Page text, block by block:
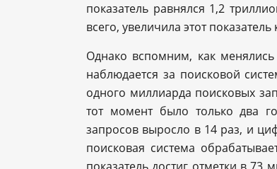
показатель равнялся 1,2
всего, увеличила этот
Однако вспомним, как
наблюдается за поисковой
одного миллиарда поисковых
тот момент было только два
запросов выросло в 14 раз, и
поисковая система